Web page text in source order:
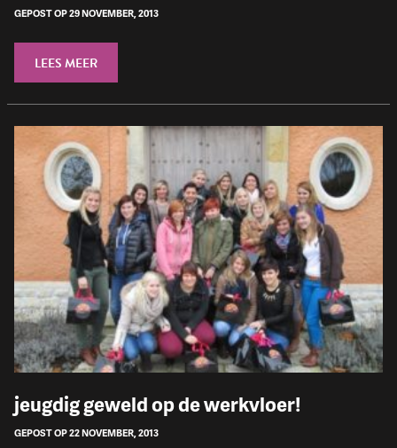
GEPOST OP 29 NOVEMBER, 2013
LEES MEER
jeugdig geweld op de werkvloer!
GEPOST OP 22 NOVEMBER, 2013